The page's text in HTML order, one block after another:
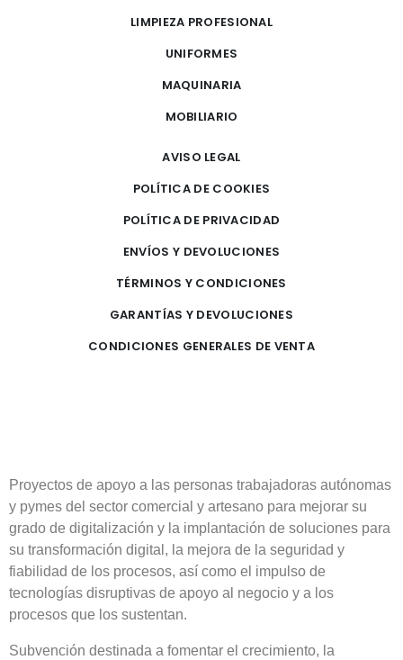
LIMPIEZA PROFESIONAL
UNIFORMES
MAQUINARIA
MOBILIARIO
AVISO LEGAL
POLÍTICA DE COOKIES
POLÍTICA DE PRIVACIDAD
ENVÍOS Y DEVOLUCIONES
TÉRMINOS Y CONDICIONES
GARANTÍAS Y DEVOLUCIONES
CONDICIONES GENERALES DE VENTA
Proyectos de apoyo a las personas trabajadoras autónomas
y pymes del sector comercial y artesano para mejorar su
grado de digitalización y la implantación de soluciones para
su transformación digital, la mejora de la seguridad y
fiabilidad de los procesos, así como el impulso de
tecnologías disruptivas de apoyo al negocio y a los
procesos que los sustentan.
Subvención destinada a fomentar el crecimiento, la